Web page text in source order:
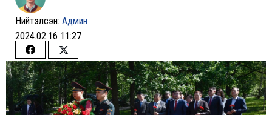
Нийтэлсэн: Админ
2024.02.16 11:27
Share
on
Facebook
Share
on
Twitter